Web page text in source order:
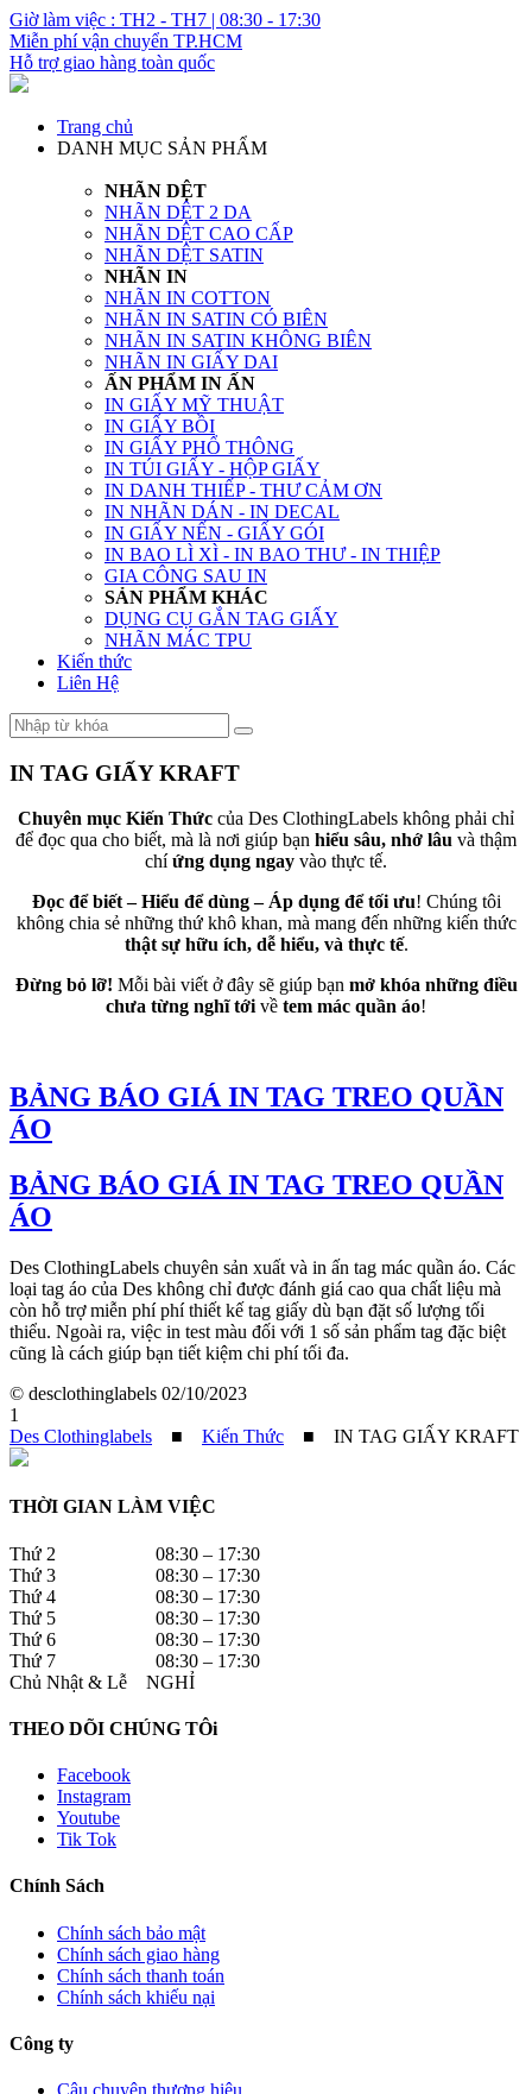
Giờ làm việc : TH2 - TH7 | 08:30 - 17:30
Miễn phí vận chuyển TP.HCM
Hỗ trợ giao hàng toàn quốc
Trang chủ
DANH MỤC SẢN PHẨM
NHÃN DỆT
NHÃN DỆT 2 DA
NHÃN DỆT CAO CẤP
NHÃN DỆT SATIN
NHÃN IN
NHÃN IN COTTON
NHÃN IN SATIN CÓ BIÊN
NHÃN IN SATIN KHÔNG BIÊN
NHÃN IN GIẤY DAI
ẤN PHẨM IN ẤN
IN GIẤY MỸ THUẬT
IN GIẤY BỒI
IN GIẤY PHỔ THÔNG
IN TÚI GIẤY - HỘP GIẤY
IN DANH THIẾP - THƯ CẢM ƠN
IN NHÃN DÁN - IN DECAL
IN GIẤY NẾN - GIẤY GÓI
IN BAO LÌ XÌ - IN BAO THƯ - IN THIỆP
GIA CÔNG SAU IN
SẢN PHẨM KHÁC
DỤNG CỤ GẮN TAG GIẤY
NHÃN MÁC TPU
Kiến thức
Liên Hệ
IN TAG GIẤY KRAFT
Chuyên mục Kiến Thức của Des ClothingLabels không phải chỉ
để đọc qua cho biết, mà là nơi giúp bạn hiểu sâu, nhớ lâu và thậm
chíứng dụng ngay vào thực tế.
Đọc để biết – Hiểu để dùng – Áp dụng để tối ưu! Chúng tôi
không chia sẻ những thứ khô khan, mà mang đến những kiến thức
thật sự hữu ích, dễ hiểu, và thực tế.
Đừng bỏ lỡ! Mỗi bài viết ở đây sẽ giúp bạn mở khóa những điều
chưa từng nghĩ tớivề tem mác quần áo!
BẢNG BÁO GIÁ IN TAG TREO QUẦN
ÁO
BẢNG BÁO GIÁ IN TAG TREO QUẦN
ÁO
Des ClothingLabels chuyên sản xuất và in ấn tag mác quần áo. Các
loại tag áo của Des không chỉ được đánh giá cao qua chất liệu mà
còn hỗ trợ miễn phí phí thiết kế tag giấy dù bạn đặt số lượng tối
thiểu. Ngoài ra, việc in test màu đối với 1 số sản phẩm tag đặc biệt
cũng là cách giúp bạn tiết kiệm chi phí tối đa.
© desclothinglabels 02/10/2023
1
Des Clothinglabels ■ Kiến Thức ■ IN TAG GIẤY KRAFT
THỜI GIAN LÀM VIỆC
Thứ 2 08:30 – 17:30
Thứ 3 08:30 – 17:30
Thứ 4 08:30 – 17:30
Thứ 5 08:30 – 17:30
Thứ 6 08:30 – 17:30
Thứ 7 08:30 – 17:30
Chủ Nhật & Lễ NGHỈ
THEO DÕI CHÚNG TÔi
Facebook
Instagram
Youtube
Tik Tok
Chính Sách
Chính sách bảo mật
Chính sách giao hàng
Chính sách thanh toán
Chính sách khiếu nại
Công ty